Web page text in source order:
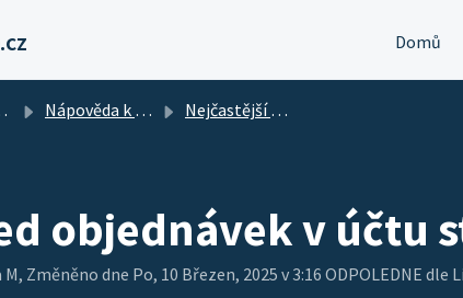
Domů
Nápověda k účtu strávníka Nejčastější odpovědi na dotazy k účtu
objednávek v účtu
Změněno dne Po, 10 Březen, 2025 v 3:16 ODPOLEDNE dle